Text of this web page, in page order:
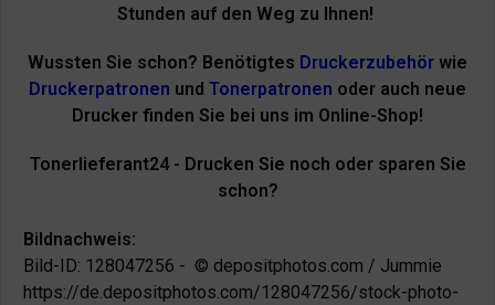
Stunden auf den Weg zu Ihnen!
Wussten Sie schon? Benötigtes Druckerzubehör wie
Druckerpatronen und Tonerpatronen oder auch neue
Drucker finden Sie bei uns im Online-Shop!
Tonerlieferant24 - Drucken Sie noch oder sparen Sie
schon?
Bildnachweis:
Bild-ID: 128047256 - © depositphotos.com / Jummie
https://de.depositphotos.com/128047256/stock-photo-